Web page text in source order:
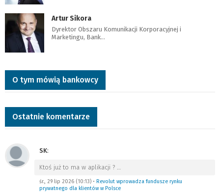
Artur Sikora
Dyrektor Obszaru Komunikacji Korporacyjnej i
Marketingu, Bank…
O tym mówią bankowcy
Ostatnie komentarze
SK:
Ktoś już to ma w aplikacji ? …
śr., 29 lip 2026 (10:13) • Revolut wprowadza fundusze rynku
prywatnego dla klientów w Polsce